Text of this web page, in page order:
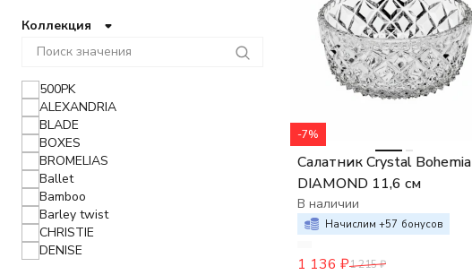
-7%
Салатник Crystal Bohemia
DIAMOND 11,6 см
В наличии
Начислим +57 бонусов
1 136 ₽1 215₽
Коллекция
500PK
ALEXANDRIA
BLADE
BOXES
BROMELIAS
Ballet
Bamboo
Barley twist
CHRISTIE
DENISE